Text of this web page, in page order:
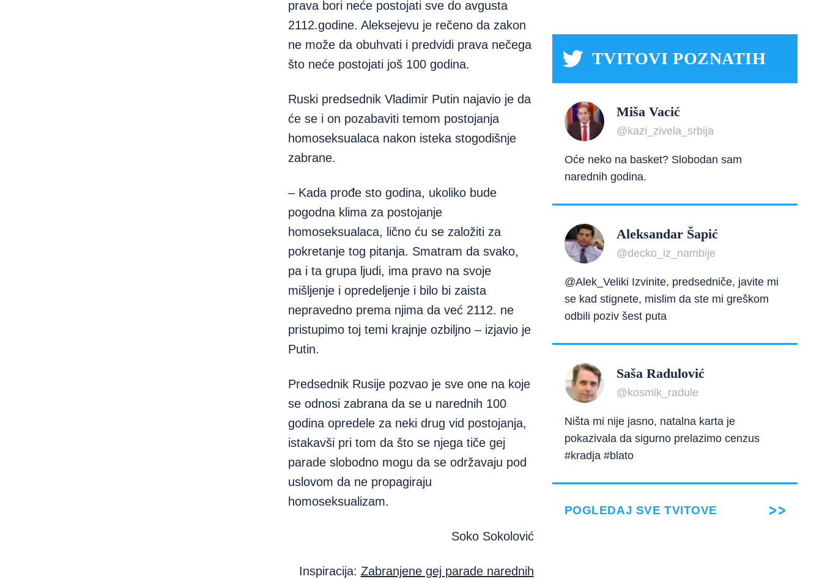
prava bori neće postojati sve do avgusta
2112.godine. Aleksejevu je rečeno da zakon
ne može da obuhvati i predvidi prava nečega
što neće postojati još 100 godina.
Ruski predsednik Vladimir Putin najavio je da
će se i on pozabaviti temom postojanja
homoseksualaca nakon isteka stogodišnje
zabrane.
– Kada prođe sto godina, ukoliko bude
pogodna klima za postojanje
homoseksualaca, lično ću se založiti za
pokretanje tog pitanja. Smatram da svako,
pa i ta grupa ljudi, ima pravo na svoje
mišljenje i opredeljenje i bilo bi zaista
nepravedno prema njima da već 2112. ne
pristupimo toj temi krajnje ozbiljno – izjavio je
Putin.
Predsednik Rusije pozvao je sve one na koje
se odnosi zabrana da se u narednih 100
godina opredele za neki drug vid postojanja,
istakavši pri tom da što se njega tiče gej
parade slobodno mogu da se održavaju pod
uslovom da ne propagiraju
homoseksualizam.
Soko Sokolović
Inspiracija: Zabranjene gej parade narednih
TVITOVI POZNATIH
Miša Vacić
@kazi_zivela_srbija
Oće neko na basket? Slobodan sam
narednih godina.
Aleksandar Šapić
@decko_iz_nambije
@Alek_Veliki Izvinite, predsedniče, javite mi
se kad stignete, mislim da ste mi greškom
odbili poziv šest puta
Saša Radulović
@kosmik_radule
Ništa mi nije jasno, natalna karta je
pokazivala da sigurno prelazimo cenzus
#kradja #blato
POGLEDAJ SVE TVITOVE